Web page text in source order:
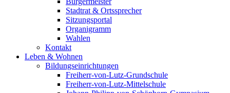
Stadtrat & Ortssprecher
Sitzungsportal
Organigramm
Wahlen
Kontakt
Leben & Wohnen
Bildungseinrichtungen
Freiherr-von-Lutz-Grundschule
Freiherr-von-Lutz-Mittelschule